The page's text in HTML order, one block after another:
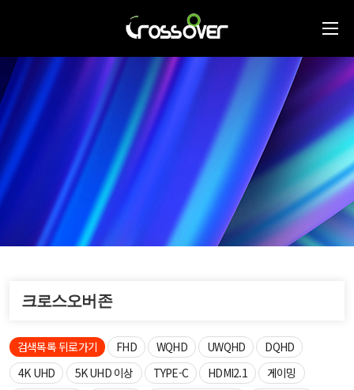
크로스오버존
검색목록 뒤로가기 FHD WQHD UWQHD
DQHD
4K UHD
5K UHD 이상 TYPE-C HDMI2.1
게이밍